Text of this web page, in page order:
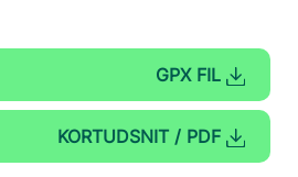
GPX FIL
KORTUDSNIT / PDF